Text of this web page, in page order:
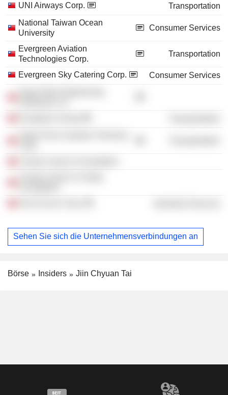
UNI Airways Corp.
Transportation
National Taiwan Ocean
University
Consumer Services
Evergreen Aviation
Technologies Corp.
Transportation
Evergreen Sky Catering Corp.
Consumer Services
Sehen Sie sich die Unternehmensverbindungen an
Börse Insiders Jiin Chyuan Tai